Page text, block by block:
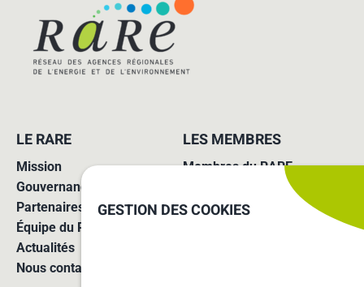
LE RARE
Mission
Gouvernance
Partenaires
Équipe du RARE
Actualités
Nous contacter
LES MEMBRES
Membres du RARE
Missions des agences
Adhérer au réseau
GESTION DES COOKIES